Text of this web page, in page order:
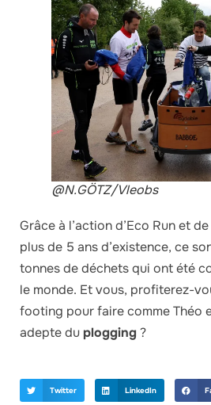
@N.GÖTZ/Vleobs
Grâce à l’action d’Eco Run et
plus de 5 ans d’existence, ce
tonnes de déchets qui ont été
le monde. Et vous, profiterez-
footing pour faire comme Théo
adepte duplogging?
Twitter LinkedIn